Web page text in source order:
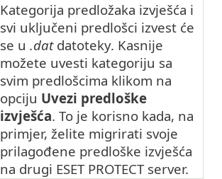
Kategorija predložaka izvješća i
svi uključeni predlošci izvest će
se u .datdatoteky. Kasnije
možete uvesti kategoriju sa
svim predlošcima klikom na
opciju Uvezi predloške
izvješća. To je korisno kada, na
primjer, želite migrirati svoje
prilagođene predloške izvješća
na drugi ESET PROTECT server.